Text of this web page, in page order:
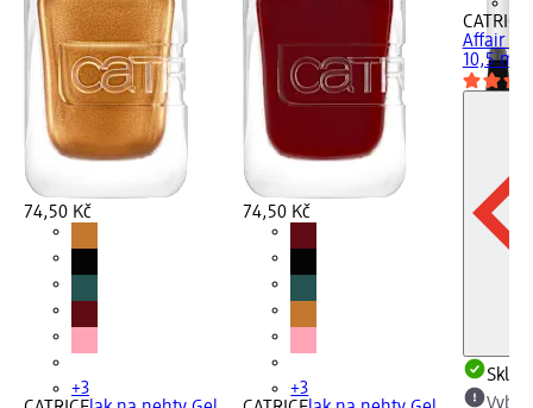
74,50 Kč
+3
74,50 Kč
+3
CATRICE
Affair
10,5 ml